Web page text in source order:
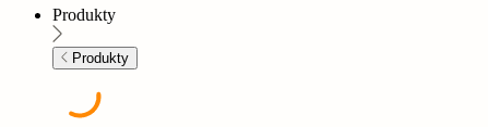
Produkty
Produkty